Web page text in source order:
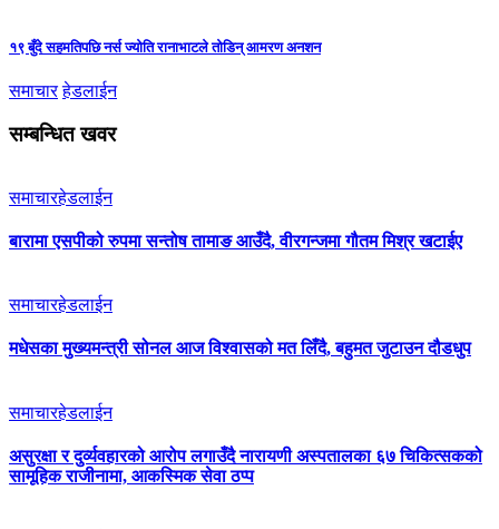
१९ बुँदे सहमतिपछि नर्स ज्योति रानाभाटले तोडिन् आमरण अनशन
समाचार हेडलाईन
सम्बन्धित खवर
समाचारहेडलाईन
बारामा एसपीको रुपमा सन्तोष तामाङ आउँदै, वीरगन्जमा गौतम मिश्र खटाईए
समाचारहेडलाईन
मधेसका मुख्यमन्त्री सोनल आज विश्वासको मत लिँदै, बहुमत जुटाउन दौडधुप
समाचारहेडलाईन
असुरक्षा र दुर्व्यवहारको आरोप लगाउँदै नारायणी अस्पतालका ६७ चिकित्सकको
सामूहिक राजीनामा, आकस्मिक सेवा ठप्प